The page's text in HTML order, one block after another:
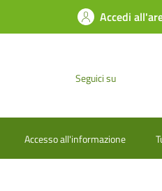
Accedi
Seguici su
Accesso all'informazione